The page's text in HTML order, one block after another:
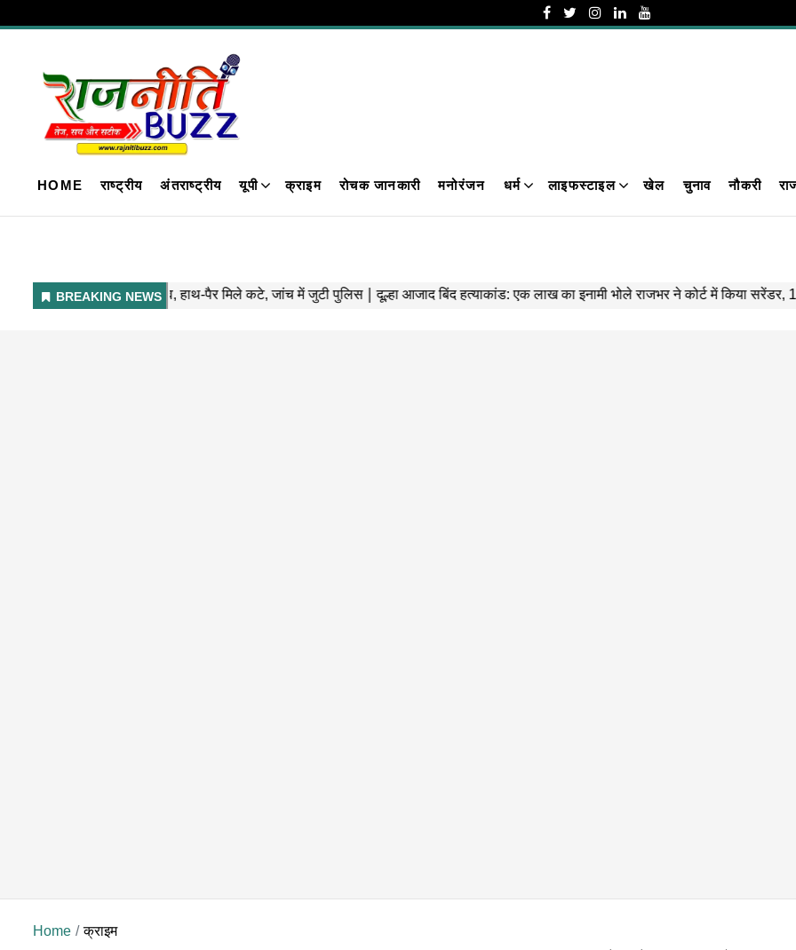
HOME राष्ट्रीय अंतराष्ट्रीय यूपी क्राइम रोचक जानकारी मनोरंजन धर्म लाइफस्टाइल खेल चुनाव नौकरी
Home क्राइम